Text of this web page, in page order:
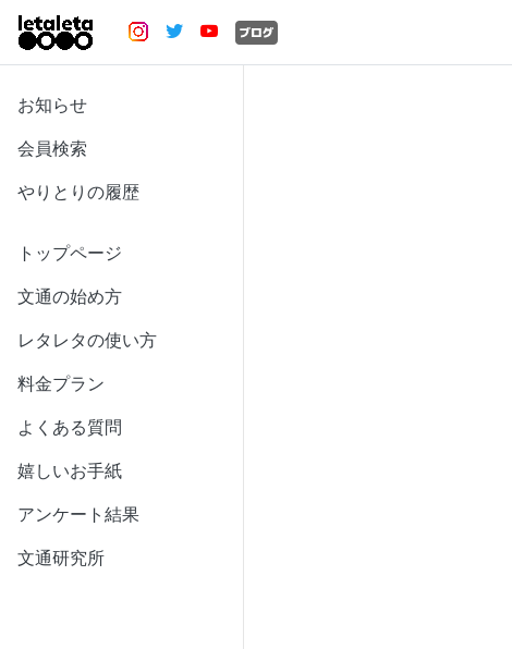
お知らせ
会員検索
やりとりの履歴
トップページ
文通の始め方
レタレタの使い方
料金プラン
よくある質問
嬉しいお手紙
アンケート結果
文通研究所